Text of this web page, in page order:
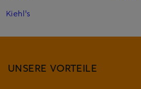
Kiehl's
UNSERE VORTEILE